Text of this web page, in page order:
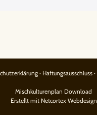
· Haftungsausschluss·
Mischkulturenplan Download
Erstellt mit Netcortex Webdesign